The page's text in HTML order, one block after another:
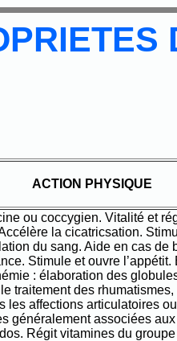
ACTION PHYSIQUE
ou coccygien. Vitalité et
la cicatricsation.
du sang. Aide en cas de
Stimule et ouvre l’appétit.
: élaboration des
traitement des rhumatismes,
les affections articulatoires ou
généralement associées
Régit vitamines du